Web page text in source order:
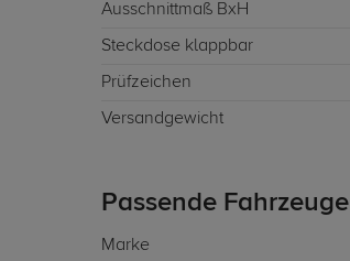
Ausschnittmaß BxH
Steckdose klappbar
Prüfzeichen
Versandgewicht
Passende Fahrzeuge
Marke